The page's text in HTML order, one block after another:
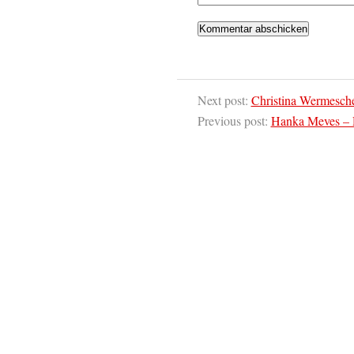
Next post: Christina
Previous post: Hanka Meves